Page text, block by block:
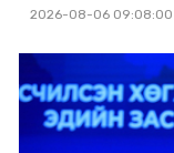
2026-08-06 09:08:00